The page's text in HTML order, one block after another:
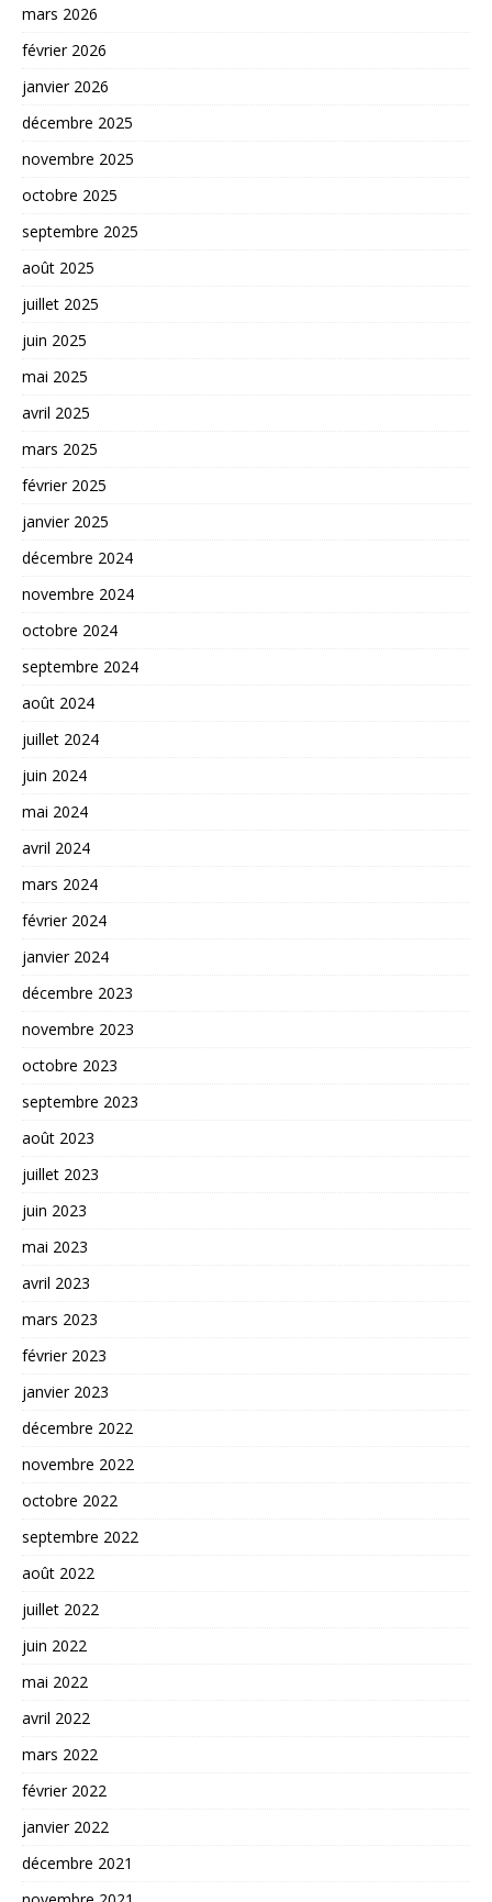
mars 2026
février 2026
janvier 2026
décembre 2025
novembre 2025
octobre 2025
septembre 2025
août 2025
juillet 2025
juin 2025
mai 2025
avril 2025
mars 2025
février 2025
janvier 2025
décembre 2024
novembre 2024
octobre 2024
septembre 2024
août 2024
juillet 2024
juin 2024
mai 2024
avril 2024
mars 2024
février 2024
janvier 2024
décembre 2023
novembre 2023
octobre 2023
septembre 2023
août 2023
juillet 2023
juin 2023
mai 2023
avril 2023
mars 2023
février 2023
janvier 2023
décembre 2022
novembre 2022
octobre 2022
septembre 2022
août 2022
juillet 2022
juin 2022
mai 2022
avril 2022
mars 2022
février 2022
janvier 2022
décembre 2021